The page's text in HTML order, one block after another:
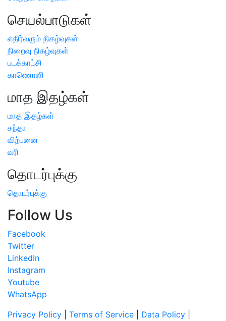
செயல்பாடுகள்
எதிர்வரும் நிகழ்வுகள்
நிறைவு நிகழ்வுகள்
படக்காட்சி
காணொளி
மாத இதழ்கள்
மாத இதழ்கள்
சந்தா
விற்பனை
வரி
தொடர்புக்கு
தொடர்புக்கு
Follow Us
Facebook
Twitter
LinkedIn
Instagram
Youtube
WhatsApp
Privacy Policy
Terms of Service Data Policy